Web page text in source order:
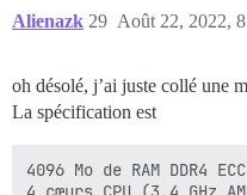
Alienazk Août 22, 2022,
29
oh désolé, j’ai juste collé une
La spécification est
4096 Mo de RAM DDR4 ECC